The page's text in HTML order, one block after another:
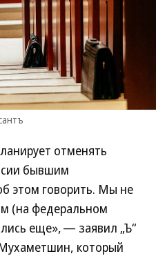
отменять
бывшим
этом говорить. Мы не
(на федеральном
еще», — заявил „Ъ“
который